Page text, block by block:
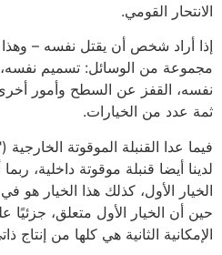
الانتحار القومي.
إذا أراد شخص أن يقتل نفسه –
مجموعة من الوسائل: تسميم
نفسه، القفز عن السطح وأمور
ثمة عدد من الخيارات.
فيما عدا القنبلة الموقوتة
لدينا أيضا قنبلة موقوتة داخلية،
الخيار الأول، كذلك هذا الخيار
حين أن الخيار الأول متعلق، جزئيًا
الإمكانية الثانية هي كلها من إنتاج